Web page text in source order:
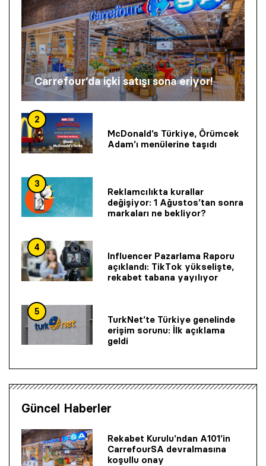
Carrefour’da içki satışı sona eriyor!
2
McDonald’s Türkiye, Örümcek
Adam’ı menülerine taşıdı
3
Reklamcılıkta kurallar
değişiyor: 1 Ağustos’tan sonra
markaları ne bekliyor?
4
Influencer Pazarlama Raporu
açıklandı: TikTok yükselişte,
rekabet tabana yayılıyor
5
TurkNet’te Türkiye genelinde
erişim sorunu: İlk açıklama
geldi
Güncel Haberler
Rekabet Kurulu’ndan A101’in
CarrefourSA devralmasına
koşullu onay